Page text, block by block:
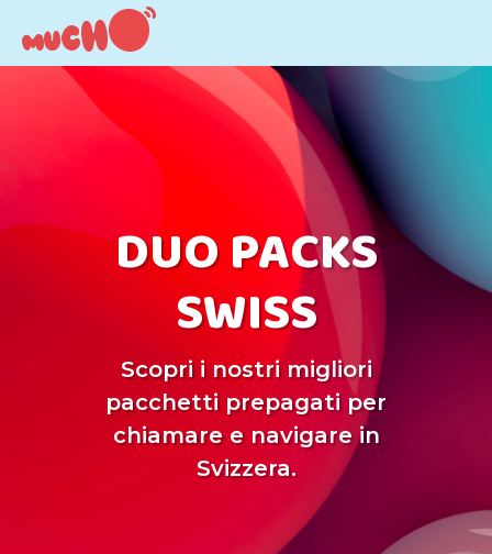
DUO PACKS
SWISS
Scopri i nostri migliori
pacchetti prepagati per
chiamare e navigare in
Svizzera.